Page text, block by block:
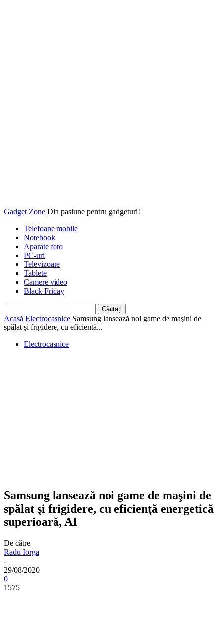
Gadget Zone Din pasiune pentru gadgeturi!
Telefoane mobile
Notebook
Aparate foto
PC-uri
Televizoare
Tablete
Camere video
Black Friday
Acasă Electrocasnice Samsung lansează noi game de maşini de
spălat şi frigidere, cu eficienţă...
Electrocasnice
Samsung lansează noi game de maşini de
spălat şi frigidere, cu eficienţă energetică
superioară, AI
De către
Radu Iorga
-
29/08/2020
0
1575